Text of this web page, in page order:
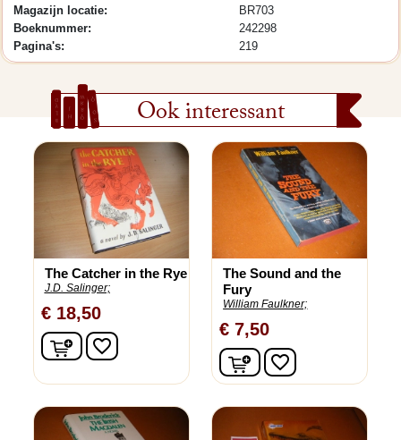
Magazijn locatie:
BR703
Boeknummer:
242298
Pagina's:
219
Ook interessant
The Catcher in the Rye
J.D. Salinger;
€ 18,50
In winkelwagen
favorite_border
The Sound and the
Fury
William Faulkner;
€ 7,50
In winkelwagen
favorite_border